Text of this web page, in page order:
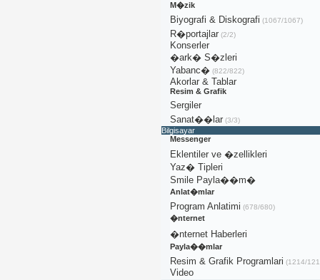
M�zik
Biyografi & Diskografi (1067/1067)
R�portajlar(2/2)
Konserler
�ark� S�zleri
Yabanc�(822/822)
Akorlar & Tablar
Resim & Grafik
Sergiler
Sanat��lar(3/3)
Bilgisayar
Messenger
Eklentiler ve �zellikleri
Yaz� Tipleri
Smile Payla��m�
Anlat�mlar
Program Anlatimi (678/680)
�nternet
�nternet Haberleri
Payla��mlar
Resim & Grafik Programlari (1214/
Video